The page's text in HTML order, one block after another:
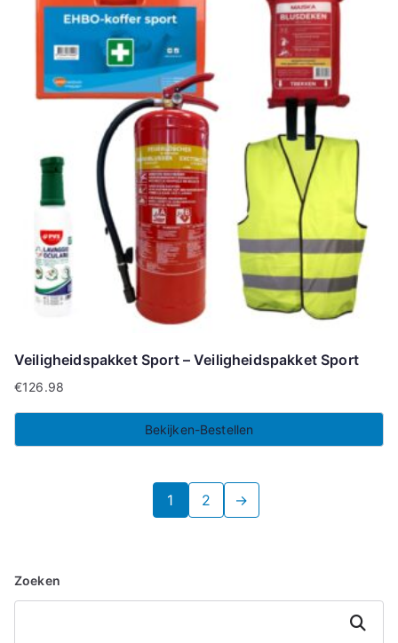
Veiligheidspakket Sport – Veiligheidspakket Sport
€126.98
Bekijken-Bestellen
1 2 →
Zoeken
Zoeken